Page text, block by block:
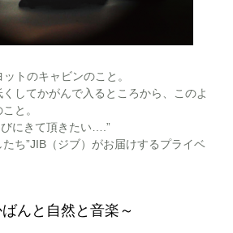
トのキャビンのこと。
してかがんで入るところから、このよ
と。
にきて頂きたい….”
ち”JIB（ジブ）がお届けするプライベ
んと自然と音楽～